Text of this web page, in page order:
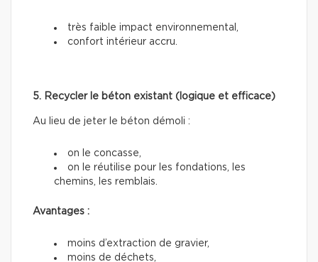
très faible impact environnemental,
confort intérieur accru.
5. Recycler le béton existant (logique et efficace)
Au lieu de jeter le béton démoli :
on le concasse,
on le réutilise pour les fondations, les
chemins, les remblais.
Avantages :
moins d’extraction de gravier,
moins de déchets,